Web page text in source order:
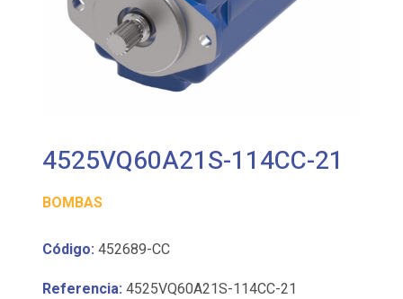
4525VQ60A21S-114CC-21
BOMBAS
Código: 452689-CC
Referencia: 4525VQ60A21S-114CC-21